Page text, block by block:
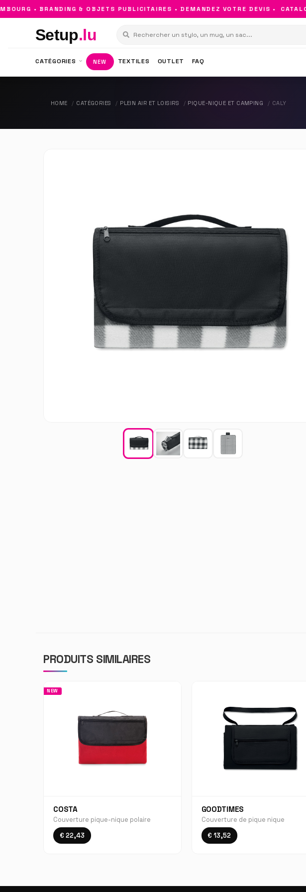
• BRANDING & OBJETS PUBLICITAIRES • DEMANDEZ VOTRE DEVIS •
Setup.lu
CATÉGORIES NEW TEXTILES OUTLET FAQ
HOME CATÉGORIES PLEIN AIR ET LOISIRS PIQUE-NIQUE ET CAMPING CALY
PRODUITS SIMILAIRES
NEW
COSTA
Couverture pique-nique polaire
€ 22,43
GOODTIMES
Couverture de pique nique
€ 13,52